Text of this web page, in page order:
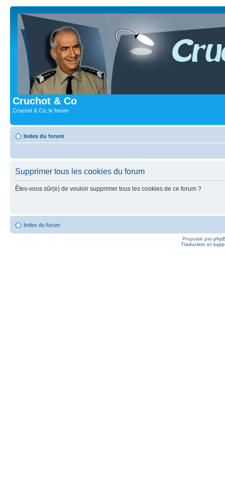
Cruchot & Co
Cruchot & Co, le forum
Index du forum
Supprimer tous les cookies du forum
Êtes-vous sûr(e) de vouloir supprimer tous les cookies de ce forum ?
Index du forum
Propulsé par
Traduction et